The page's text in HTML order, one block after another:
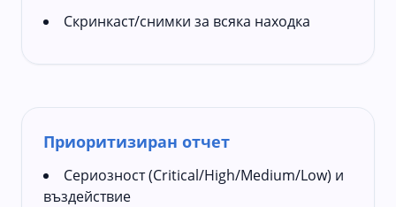
Скринкаст/снимки за всяка находка
Приоритизиран отчет
Сериозност (Critical/High/Medium/Low) и
въздействие